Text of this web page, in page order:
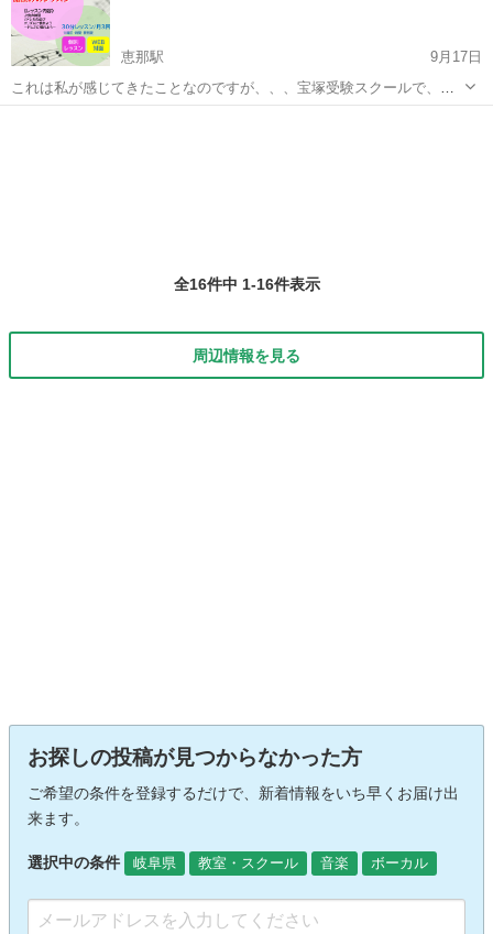
...
恵那駅
9月17日
これは私が感じてきたことなのですが、、、宝塚受験スクールで、中
学2年生ぐらいから入学してきて受験対策の為、音符を読む練習を始め
全16件中 1-16件表示
周辺情報を見る
お探しの投稿が見つからなかった方
ご希望の条件を登録するだけで、新着情報をいち早くお届け出
来ます。
選択中の条件 岐阜県 教室・スクール 音楽 ボーカル